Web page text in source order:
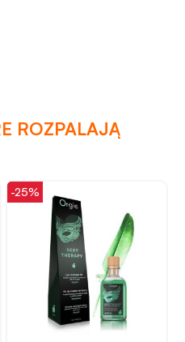
ROZPALAJĄ
-25%